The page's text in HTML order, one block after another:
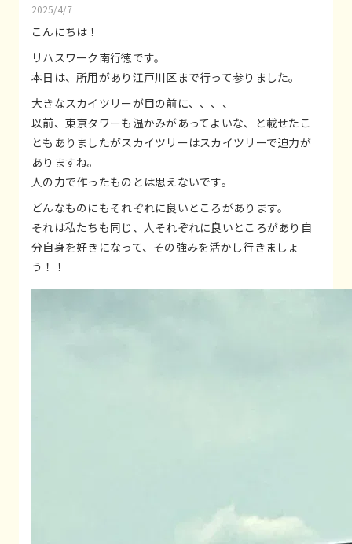
2025/4/7
こんにちは！
リハスワーク南行徳です。
本日は、所用があり江戸川区まで行って参りました。
大きなスカイツリーが目の前に、、、、
以前、東京タワーも温かみがあってよいな、と載せたこ
ともありましたがスカイツリーはスカイツリーで迫力が
ありますね。
人の力で作ったものとは思えないです。
どんなものにもそれぞれに良いところがあります。
それは私たちも同じ、人それぞれに良いところがあり自
分自身を好きになって、その強みを活かし行きましょ
う！！